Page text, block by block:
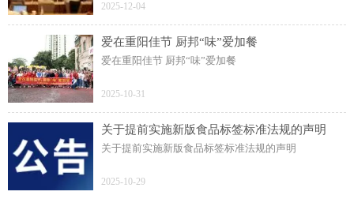
2025-12-04
爱在重阳佳节 厨邦“味”爱加餐
爱在重阳佳节 厨邦“味”爱加餐
2025-10-31
关于提前实施新版食品标签标准法规的声明
关于提前实施新版食品标签标准法规的声明
2025-10-29